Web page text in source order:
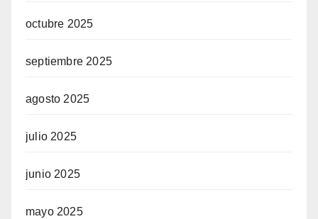
octubre 2025
septiembre 2025
agosto 2025
julio 2025
junio 2025
mayo 2025